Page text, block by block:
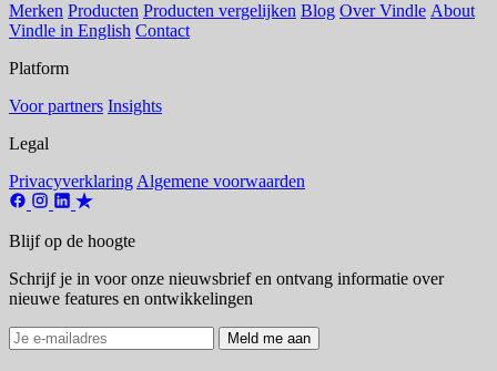
Merken Producten Producten vergelijken Blog Over Vindle About
Vindle in English Contact
Platform
Voor partners Insights
Legal
Privacyverklaring Algemene voorwaarden
Blijf op de hoogte
Schrijf je in voor onze nieuwsbrief en ontvang informatie over
nieuwe features en ontwikkelingen
Meld me aan